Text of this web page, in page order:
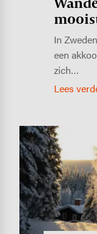
In
een
zich…
Lees
Image